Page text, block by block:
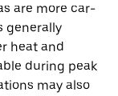
are more car-
generally
heat and
during peak
may also